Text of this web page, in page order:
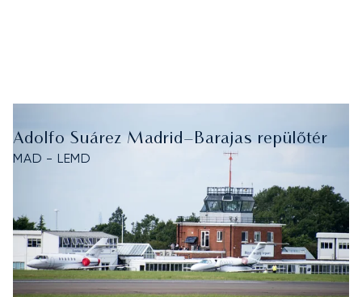
Adolfo Suárez Madrid–Barajas repülőtér
MAD - LEMD